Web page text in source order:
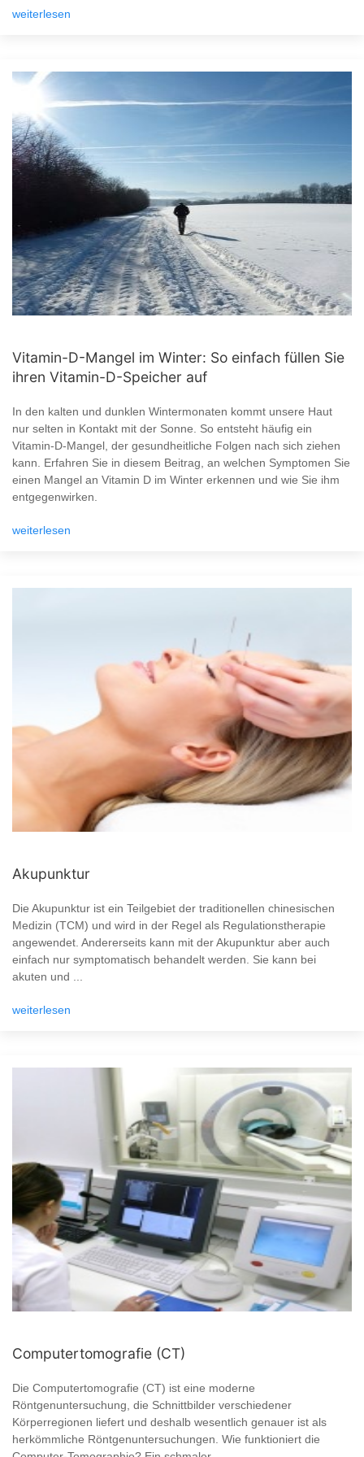
weiterlesen
Vitamin-D-Mangel im Winter: So einfach füllen Sie
ihren Vitamin-D-Speicher auf
In den kalten und dunklen Wintermonaten kommt unsere Haut
nur selten in Kontakt mit der Sonne. So entsteht häufig ein
Vitamin-D-Mangel, der gesundheitliche Folgen nach sich ziehen
kann. Erfahren Sie in diesem Beitrag, an welchen Symptomen Sie
einen Mangel an Vitamin D im Winter erkennen und wie Sie ihm
entgegenwirken.
weiterlesen
Akupunktur
Die Akupunktur ist ein Teilgebiet der traditionellen chinesischen
Medizin (TCM) und wird in der Regel als Regulationstherapie
angewendet. Andererseits kann mit der Akupunktur aber auch
einfach nur symptomatisch behandelt werden. Sie kann bei
akuten und ...
weiterlesen
Computertomografie (CT)
Die Computertomografie (CT) ist eine moderne
Röntgenuntersuchung, die Schnittbilder verschiedener
Körperregionen liefert und deshalb wesentlich genauer ist als
herkömmliche Röntgenuntersuchungen. Wie funktioniert die